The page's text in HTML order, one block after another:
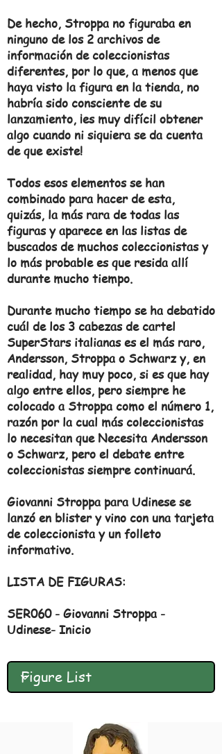
De hecho, Stroppa no figuraba en
ninguno de los 2 archivos de
información de coleccionistas
diferentes, por lo que, a menos que
haya visto la figura en la tienda, no
habría sido consciente de su
lanzamiento, ¡es muy difícil obtener
algo cuando ni siquiera se da cuenta
de que existe!
Todos esos elementos se han
combinado para hacer de esta,
quizás, la más rara de todas las
figuras y aparece en las listas de
buscados de muchos coleccionistas y
lo más probable es que resida allí
durante mucho tiempo.
Durante mucho tiempo se ha debatido
cuál de los 3 cabezas de cartel
SuperStars italianas es el más raro,
Andersson, Stroppa o Schwarz y, en
realidad, hay muy poco, si es que hay
algo entre ellos, pero siempre he
colocado a Stroppa como el número 1,
razón por la cual más coleccionistas
lo necesitan que Necesita Andersson
o Schwarz, pero el debate entre
coleccionistas siempre continuará.
Giovanni Stroppa para Udinese se
lanzó en blister y vino con una tarjeta
de coleccionista y un folleto
informativo.
LISTA DE FIGURAS:
SER060 - Giovanni Stroppa -
Udinese- Inicio